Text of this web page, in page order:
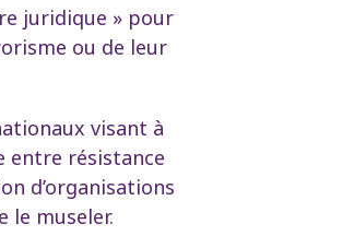
juridique » pour
ou de leur
visant à
entre résistance
d’organisations
le museler.